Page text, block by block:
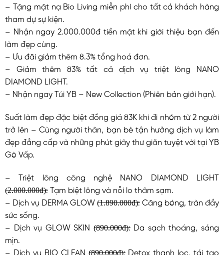
– Tặng mặt nạ Bio Living miễn phí cho tất cả khách hàng
tham dự sự kiện.
– Nhận ngay 2.000.000đ tiền mặt khi giới thiệu bạn đến
làm đẹp cùng.
– Ưu đãi giảm thêm 8.3% tổng hoá đơn.
– Giảm thêm 83% tất cả dịch vụ triệt lông NANO
DIAMOND LIGHT.
– Nhận ngay Túi YB – New Collection (Phiên bản giới hạn).
Suất làm đẹp đặc biệt đồng giá 83K khi đi nhóm từ 2 người
trở lên – Cùng người thân, bạn bè tận hưởng dịch vụ làm
đẹp đẳng cấp và những phút giây thư giãn tuyệt vời tại YB
Gò Vấp.
– Triệt lông công nghệ NANO DIAMOND LIGHT
(̶2̶.̶0̶0̶0̶.̶0̶0̶0̶đ̶)̶: Tạm biệt lông và nỗi lo thâm sạm.
– Dịch vụ DERMA GLOW (̶1̶.̶8̶9̶0̶.̶0̶0̶0̶đ̶)̶: Căng bóng, tràn đầy
sức sống.
– Dịch vụ GLOW SKIN (̶8̶9̶0̶.̶0̶0̶0̶đ̶)̶: Da sạch thoáng, sáng
mịn.
– Dịch vụ BIO CLEAN (̶8̶9̶0̶.̶0̶0̶0̶đ̶)̶: Detox thanh lọc, tái tạo